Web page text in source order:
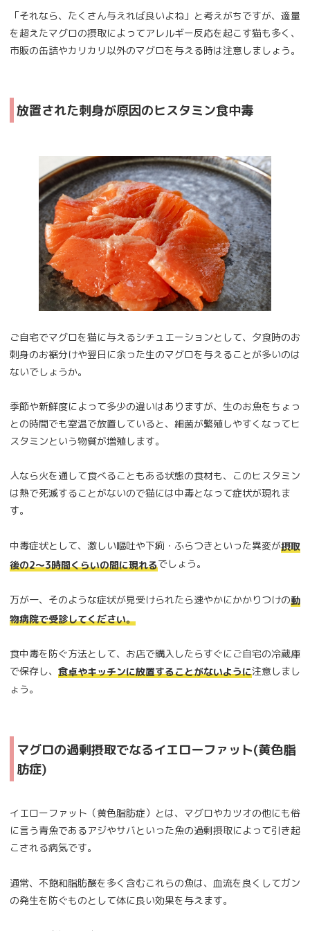
「それなら、たくさん与えれば良いよね」と考えがちですが、適量
を超えたマグロの摂取によってアレルギー反応を起こす猫も多く、
市販の缶詰やカリカリ以外のマグロを与える時は注意しましょう。
放置された刺身が原因のヒスタミン食中毒
ご自宅でマグロを猫に与えるシチュエーションとして、夕食時のお
刺身のお裾分けや翌日に余った生のマグロを与えることが多いのは
ないでしょうか。
季節や新鮮度によって多少の違いはありますが、生のお魚をちょっ
との時間でも室温で放置していると、細菌が繁殖しやすくなってヒ
スタミンという物質が増殖します。
人なら火を通して食べることもある状態の食材も、このヒスタミン
は熱で死滅することがないので猫には中毒となって症状が現れま
す。
中毒症状として、激しい嘔吐や下痢・ふらつきといった異変が摂取
後の2〜3時間くらいの間に現れるでしょう。
万が一、そのような症状が見受けられたら速やかにかかりつけの動
物病院で受診してください。
食中毒を防ぐ方法として、お店で購入したらすぐにご自宅の冷蔵庫
で保存し、 食卓やキッチンに放置することがないように注意しまし
ょう。
マグロの過剰摂取でなるイエローファット(黄色脂
肪症)
イエローファット（黄色脂肪症）とは、マグロやカツオの他にも俗
に言う青魚であるアジやサバといった魚の過剰摂取によって引き起
こされる病気です。
通常、不飽和脂肪酸を多く含むこれらの魚は、血流を良くしてガン
の発生を防ぐものとして体に良い効果を与えます。